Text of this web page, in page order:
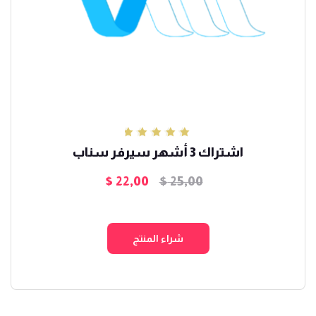
تم التقييم
5.00
اشتراك 3 أشهر سيرفر سناب
$25,00
السعر
هو:
$ 25,00.
$ 22,00
شراء المنتج